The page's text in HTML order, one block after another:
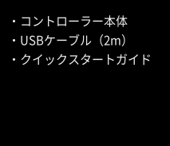
・コントローラー本体
・USBケーブル（2m）
・クイックスタートガイド